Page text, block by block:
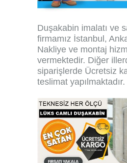
Duşakabin imalatı ve
firmamız İstanbul,
Nakliye ve montaj
vermektedir. Diğer
siparişlerde Ücretsiz
teslimat yapılmaktadır.